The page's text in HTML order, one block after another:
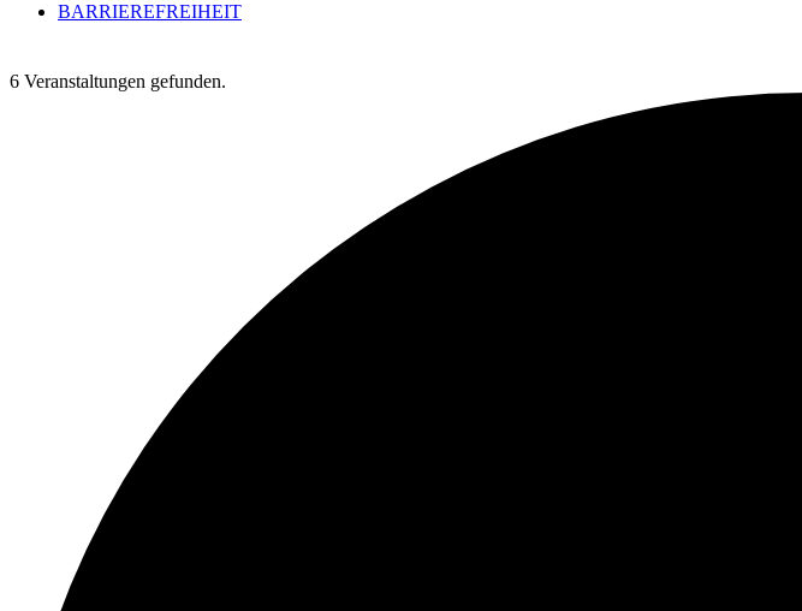
BARRIEREFREIHEIT
6 Veranstaltungen gefunden.